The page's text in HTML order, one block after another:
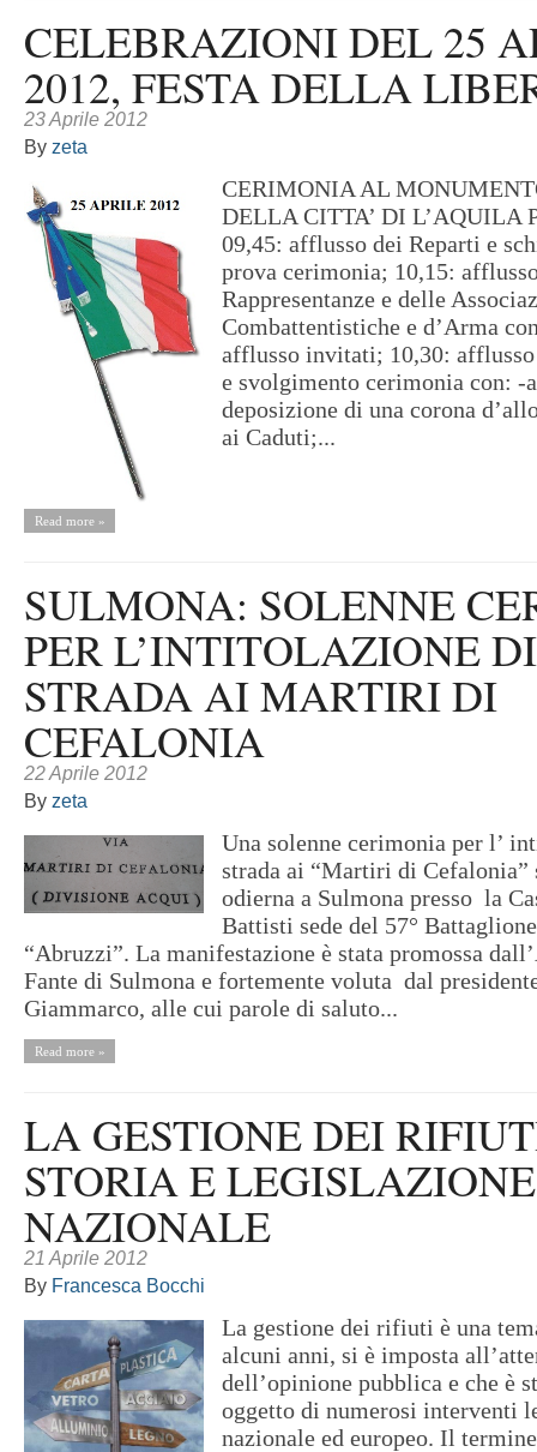
CELEBRAZIONI DEL 25
2012, FESTA DELLA
23 Aprile 2012
By zeta
CERIMONIA AL
DELLA CITTA’ DI L’AQUILA
09,45: afflusso dei Reparti e
prova cerimonia; 10,15:
Rappresentanze e delle
Combattentistiche e d’Arma
afflusso invitati; 10,30:
e svolgimento cerimonia con: -
deposizione di una corona
ai Caduti;...
Read more »
SULMONA: SOLENNE
PER L’INTITOLAZIONE
STRADA AI MARTIRI DI
CEFALONIA
22 Aprile 2012
By zeta
Una solenne cerimonia per l’
strada ai “Martiri di Cefalonia”
odierna a Sulmona presso la
Battisti sede del 57°
“Abruzzi”. La manifestazione è stata promossa
Fante di Sulmona e fortemente voluta dal
Giammarco, alle cui parole di saluto...
Read more »
LA GESTIONE DEI
STORIA E LEGISLAZIONE
NAZIONALE
21 Aprile 2012
By Francesca Bocchi
La gestione dei rifiuti è una
alcuni anni, si è imposta
dell’opinione pubblica e che è
oggetto di numerosi interventi
nazionale ed europeo. Il